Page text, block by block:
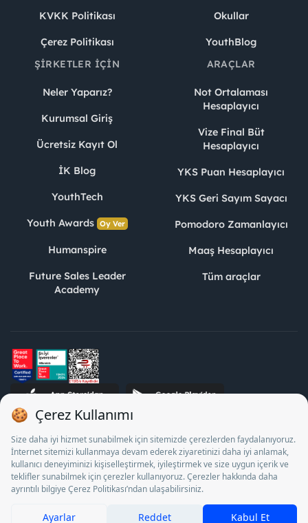
KVKK Politikası
Çerez Politikası
Okullar
YouthBlog
ŞIRKETLER İÇIN
Neler Yaparız?
Kurumsal Giriş
Ücretsiz Kayıt Ol
İK Blog
YouthTech
Youth Awards Oy Ver
Humanspire
Future Sales Leader
Academy
ARAÇLAR
Not Ortalaması
Hesaplayıcı
Vize Final Büt
Hesaplayıcı
YKS Puan Hesaplayıcı
YKS Geri Sayım Sayacı
Pomodoro Zamanlayıcı
Maaş Hesaplayıcı
Tüm araçlar
STJ İnsan Kaynakları Bilişim ve Danışmanlık A.Ş. Özel İstihdam
Bürosu Olarak 13/05/2025 - 12/05/2028 tarihleri arasında
faaliyette bulunmak üzere, Türkiye İş Kurumu tarafından
18/04/2025 tarih ve 18095710 sayılı karar uyarınca 1078 nolu
belge ile faaliyet göstermektedir. 4904 sayılı kanun uyarınca iş